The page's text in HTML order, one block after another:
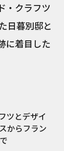
・クラフツ
日暮別邸と
に着目した
ツとデザイ
からフラン